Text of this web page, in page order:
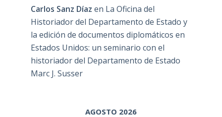
Carlos Sanz Díaz en La Oficina del
Historiador del Departamento de Estado y
la edición de documentos diplomáticos en
Estados Unidos: un seminario con el
historiador del Departamento de Estado
Marc J. Susser
AGOSTO 2026